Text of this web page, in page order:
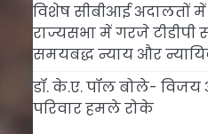
विशेष सीबीआई अदालतों
राज्यसभा में गरजे
समयबद्ध न्याय और
डॉ. के.ए. पॉल बोले-
परिवार हमले रोके